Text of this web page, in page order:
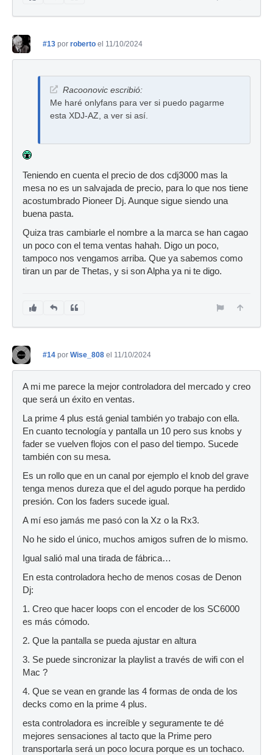
#13 por roberto el 11/10/2024
Racoonovic escribió:
Me haré onlyfans para ver si puedo pagarme
esta XDJ-AZ, a ver si así.
Teniendo en cuenta el precio de dos cdj3000 mas la
mesa no es un salvajada de precio, para lo que nos tiene
acostumbrado Pioneer Dj. Aunque sigue siendo una
buena pasta.
Quiza tras cambiarle el nombre a la marca se han cagao
un poco con el tema ventas hahah. Digo un poco,
tampoco nos vengamos arriba. Que ya sabemos como
tiran un par de Thetas, y si son Alpha ya ni te digo.
#14 por Wise_808 el 11/10/2024
A mi me parece la mejor controladora del mercado y creo
que será un éxito en ventas.
La prime 4 plus está genial también yo trabajo con ella.
En cuanto tecnología y pantalla un 10 pero sus knobs y
fader se vuelven flojos con el paso del tiempo. Sucede
también con su mesa.
Es un rollo que en un canal por ejemplo el knob del grave
tenga menos dureza que el del agudo porque ha perdido
presión. Con los faders sucede igual.
A mí eso jamás me pasó con la Xz o la Rx3.
No he sido el único, muchos amigos sufren de lo mismo.
Igual salió mal una tirada de fábrica…
En esta controladora hecho de menos cosas de Denon
Dj:
1. Creo que hacer loops con el encoder de los SC6000
es más cómodo.
2. Que la pantalla se pueda ajustar en altura
3. Se puede sincronizar la playlist a través de wifi con el
Mac ?
4. Que se vean en grande las 4 formas de onda de los
decks como en la prime 4 plus.
esta controladora es increíble y seguramente te dé
mejores sensaciones al tacto que la Prime pero
transportarla será un poco locura porque es un tochaco.